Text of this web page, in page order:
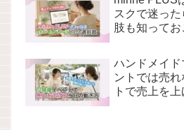
スクで迷っ
肢も知ってお
ハンドメイ
ントでは売
トで売上を